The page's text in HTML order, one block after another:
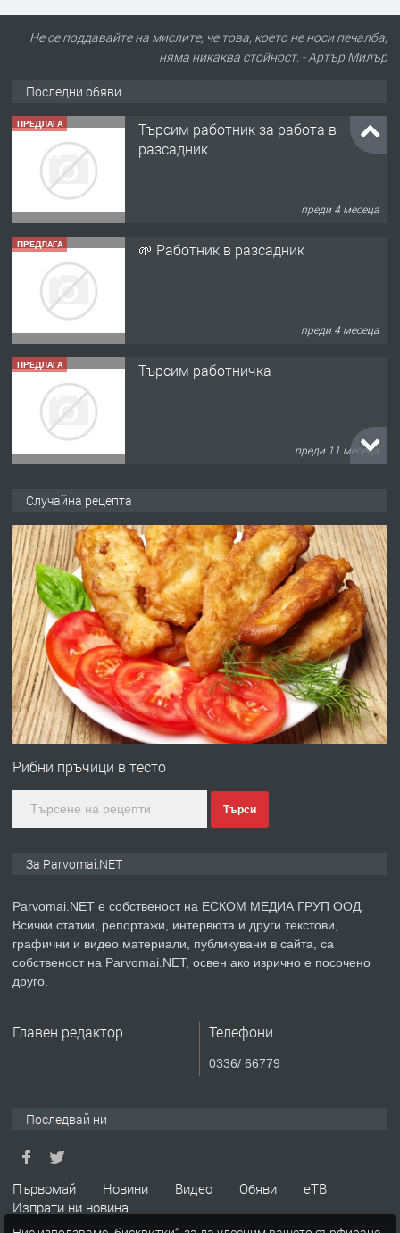
Не се поддавайте на мислите, че това, което не носи печалба,
няма никаква стойност. - Артър Милър
Последни обяви
ПРЕДЛАГА
Търсим работник за работа в
разсадник
преди 4 месеца
ПРЕДЛАГА 🌱 Работник в разсадник
преди 4 месеца
ПРЕДЛАГА Търсим работничка
преди 11 месеца
преди 1 година
ПРЕДЛАГА Работа за общи работници
преди 1 година
ПРЕДЛАГА
Първи поход "По стъпките на Ангел
преди 1 година
ПРЕДЛАГА Уроци по Математика
ТЪРСИ Търсим работник
Случайна рецепта
Рибни пръчици в тесто
Търси
За Parvomai.NET
Parvomai.NET е собственост на ЕСКОМ МЕДИА ГРУП ООД.
Всички статии, репортажи, интервюта и други текстови,
графични и видео материали, публикувани в сайта, са
собственост на Parvomai.NET, освен ако изрично е посочено
друго.
Главен редактор Телефони
0336/ 66779
Последвай ни
Първомай Новини Видео Обяви
еТВ
Изпрати ни новина